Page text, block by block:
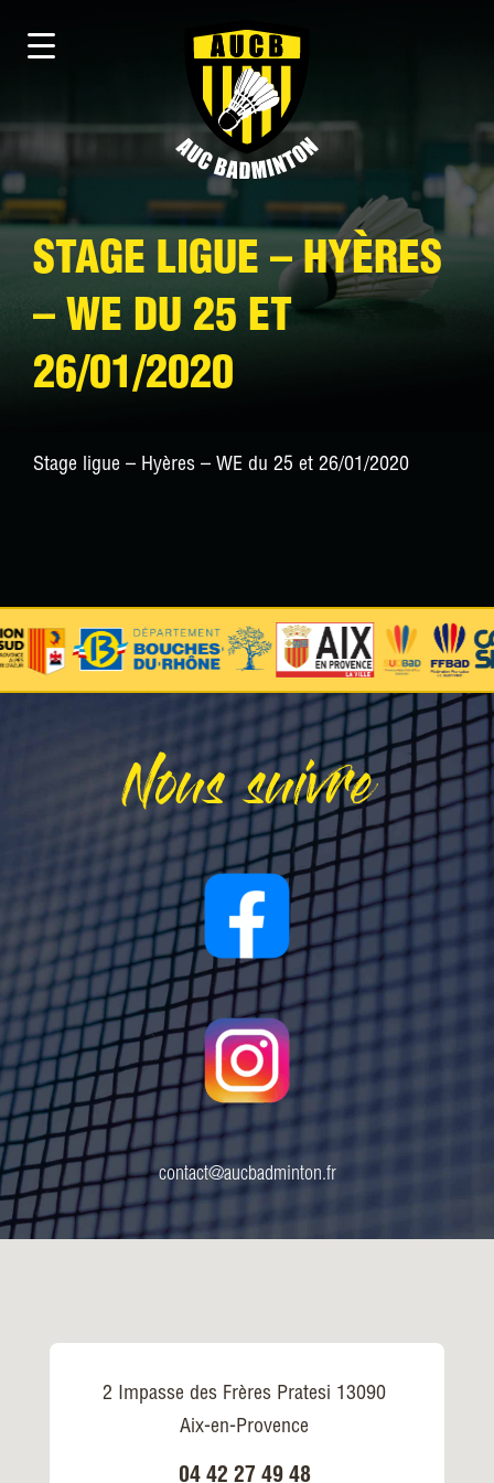
STAGE LIGUE – HYÈRES
– WE DU 25 ET
26/01/2020
Stage ligue – Hyères – WE du 25 et 26/01/2020
Nous suivre
contact@aucbadminton.fr
2 Impasse des Frères Pratesi 13090
Aix-en-Provence
04 42 27 49 48